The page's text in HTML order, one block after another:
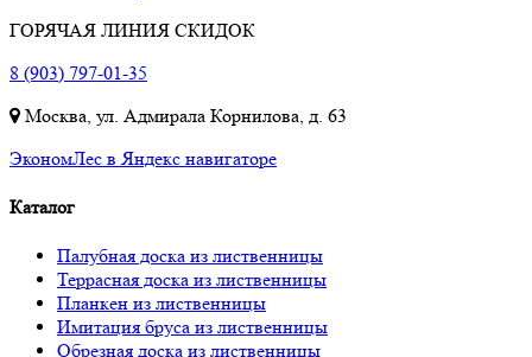
ГОРЯЧАЯ ЛИНИЯ СКИДОК
8 (903) 797-01-35
Москва, ул. Адмирала Корнилова, д. 63
ЭкономЛес в Яндекс навигаторе
Каталог
Палубная доска из лиственницы
Террасная доска из лиственницы
Планкен из лиственницы
Имитация бруса из лиственницы
Обрезная доска из лиственницы